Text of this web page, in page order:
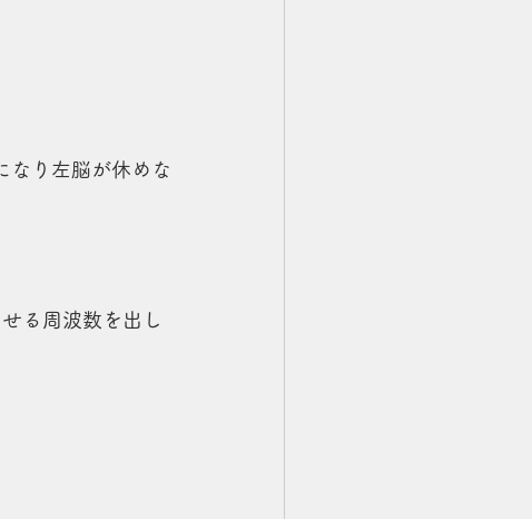
なり左脳が休めな
る周波数を出し